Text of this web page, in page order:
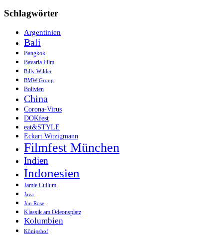
Schlagwörter
Argentinien
Bali
Bangkok
Bavaria Film
Billy Wilder
BMW-Group
Bolivien
China
Corona-Virus
DOKfest
eat&STYLE
Eckart Witzigmann
Filmfest München
Indien
Indonesien
Jamie Cullum
Java
Jon Rose
Klassik am Odeonsplatz
Kolumbien
Königshof